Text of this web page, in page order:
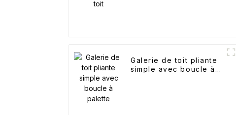
Galerie de toit pliante
simple avec boucle à